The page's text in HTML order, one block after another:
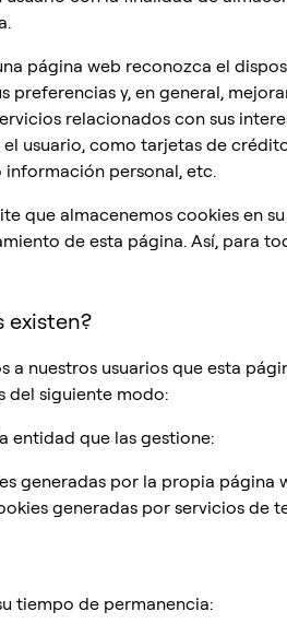
página web reconozca el
preferencias y, en general,
relacionados con sus
usuario, como tarjetas de
personal, etc.
que almacenemos cookies en
de esta página. Así, para
existen?
a nuestros usuarios que esta
del siguiente modo:
entidad que las gestione:
generadas por la propia página
generadas por servicios de
tiempo de permanencia: